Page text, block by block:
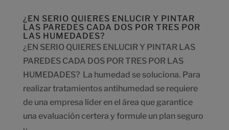
¿EN SERIO QUIERES ENLUCIR Y PINTAR
LAS PAREDES CADA DOS POR TRES POR
LAS HUMEDADES?
¿EN SERIO QUIERES ENLUCIR Y PINTAR LAS
PAREDES CADA DOS POR TRES POR LAS
HUMEDADES? La humedad se soluciona. Para
realizar tratamientos antihumedad se requiere
de una empresa líder en el área que garantice
una evaluación certera y formule un plan seguro